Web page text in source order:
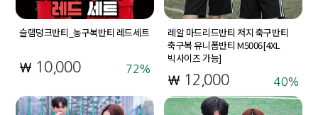
슬램덩크반티_농구복반티 레드세트
10,000 72
레알 마드리드반티 저지 축구반티
축구복 유니폼반티 M5006[4XL
빅사이즈 가능]
12,000 40